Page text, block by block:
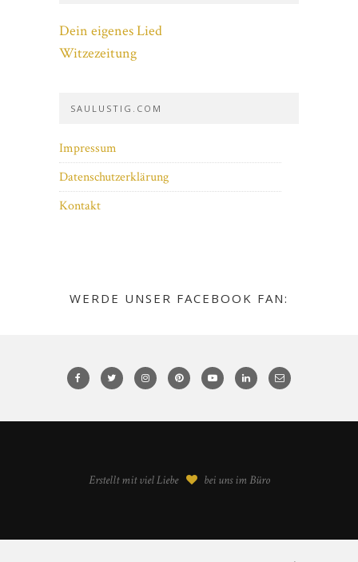
Dein eigenes Lied
Witzezeitung
SAULUSTIG.COM
Impressum
Datenschutzerklärung
Kontakt
WERDE UNSER FACEBOOK FAN:
Erstellt mit viel Liebe bei uns im Büro